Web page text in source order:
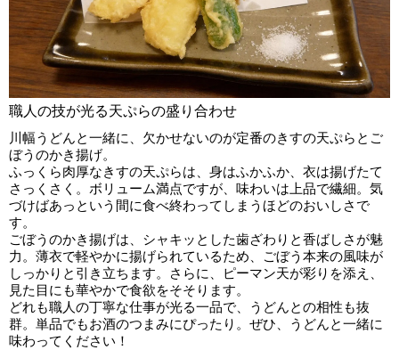
職人の技が光る天ぷらの盛り合わせ
川幅うどんと一緒に、欠かせないのが定番のきすの天ぷらとご
ぼうのかき揚げ。
ふっくら肉厚なきすの天ぷらは、身はふかふか、衣は揚げたて
さっくさく。ボリューム満点ですが、味わいは上品で繊細。気
づけばあっという間に食べ終わってしまうほどのおいしさで
す。
ごぼうのかき揚げは、シャキッとした歯ざわりと香ばしさが魅
力。薄衣で軽やかに揚げられているため、ごぼう本来の風味が
しっかりと引き立ちます。さらに、ピーマン天が彩りを添え、
見た目にも華やかで食欲をそそります。
どれも職人の丁寧な仕事が光る一品で、うどんとの相性も抜
群。単品でもお酒のつまみにぴったり。ぜひ、うどんと一緒に
味わってください！